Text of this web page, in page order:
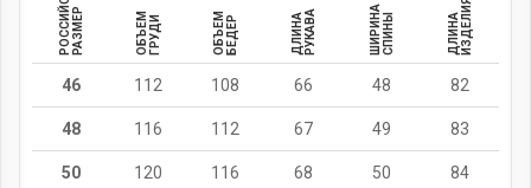
РАЗМЕР ОБЪЕМГРУДИ ОБЪЕМБЕДЕР ДЛИНАРУКАВА ШИРИНАСПИНЫ ДЛИНАИЗДЕЛИЯ
46 112 108 66 48 82
48 116 112 67 49 83
50 120 116 68 50 84